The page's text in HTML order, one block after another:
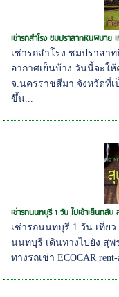
เช่ารถสำโรง ชมปราสาทหินพิมาย
เช่ารถสำโรง ชมปราสา
อากาศเย็นบ้าง วันนี้จะใ
จ.นครราชสีมา จังหวัดที่
ขึ้น...
เช่ารถนนทบุรี 1 วัน ไปเช้าเย็นกลั
เช่ารถนนทบุรี 1 วัน เที่ย
นนทบุรี เดินทางไปยัง สุ
ทางรถเช่า ECOCAR